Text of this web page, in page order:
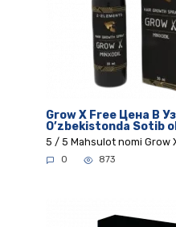
Grow X Free Цена В
O’zbekistonda Sotib
5 / 5 Mahsulot nomi Grow
0 873